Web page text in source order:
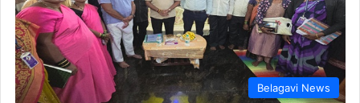
Belagavi News